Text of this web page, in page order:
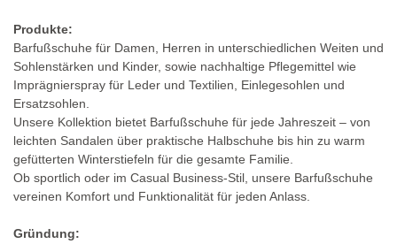
Produkte:
Barfußschuhe für Damen, Herren in unterschiedlichen Weiten und
Sohlenstärken und Kinder, sowie nachhaltige Pflegemittel wie
Imprägnierspray für Leder und Textilien, Einlegesohlen und
Ersatzsohlen.
Unsere Kollektion bietet Barfußschuhe für jede Jahreszeit – von
leichten Sandalen über praktische Halbschuhe bis hin zu warm
gefütterten Winterstiefeln für die gesamte Familie.
Ob sportlich oder im Casual Business-Stil, unsere Barfußschuhe
vereinen Komfort und Funktionalität für jeden Anlass.
Gründung: